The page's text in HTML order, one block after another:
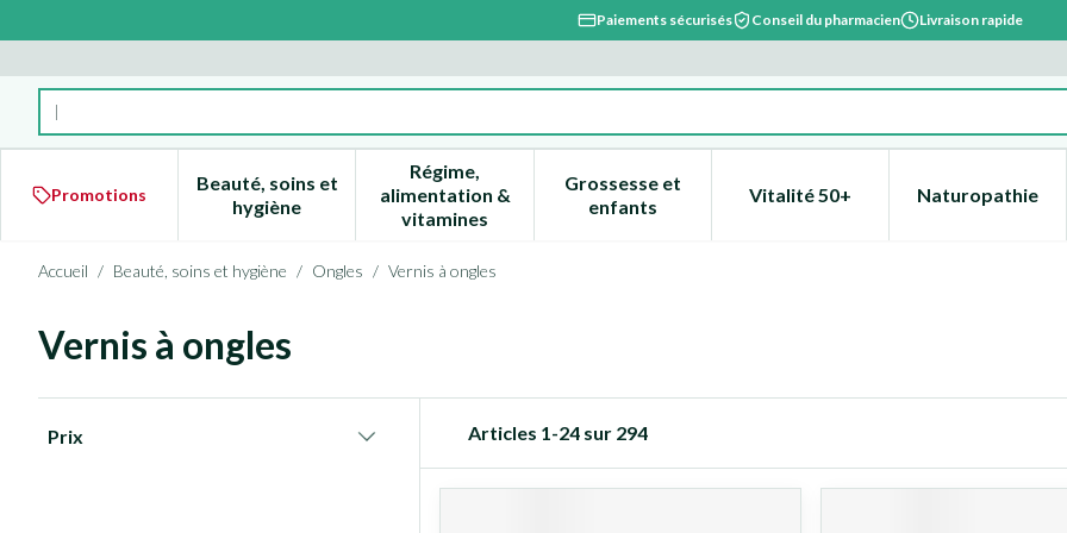
Paiements sécurisés Conseil du pharmacien Livraison rapide
Rechercher
Promotions
Beauté, soins et
hygièneAfficher le sous-menu pour la catégorie Beauté, soins et hygiène
Régime,
alimentation &
vitamines
Afficher le sous-menu pour la catégorie Régime, alimentation &
Grossesse et
enfantsAfficher le sous-menu pour la catégorie
Vitalité 50+Afficher le sous-menu pour la
Naturopathie
Afficher
Accueil / Beauté, soins et hygiène / Ongles / Vernis à ongles
Vernis à ongles
Prix
Articles 1-24 sur 294